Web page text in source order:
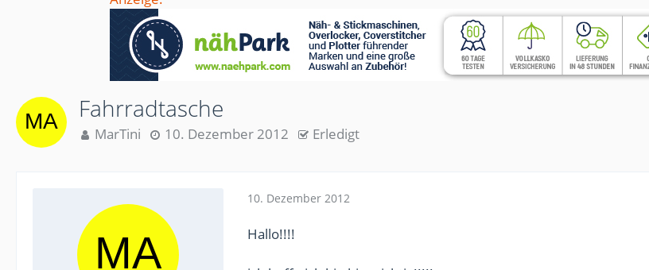
Fahrradtasche
MarTini 10. Dezember 2012 Erledigt
10. Dezember 2012
Hallo!!!!